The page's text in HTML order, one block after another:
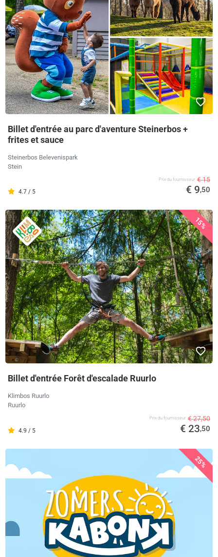
Billet d'entrée au parc d'aventure Steinerbos +
frites et sauce
Steinerbos Belevenispark
Stein
4.7 / 5
Prix ​​du fournisseur € 15
€ 9,50
15%
Billet d'entrée Forêt d'escalade Ruurlo
Klimbos Ruurlo
Ruurlo
4.9 / 5
Prix ​​du fournisseur € 27,50
€ 23,50
25%